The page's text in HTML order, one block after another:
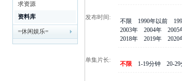
剧
求资源
资料库
=休闲娱乐=
发布时间:
不限 1990年以前
2003年
2004年 2005
2018年
2019年 2020
单集片长:
不限 1-19分钟 20-